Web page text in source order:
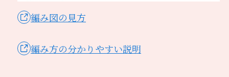
編み図の見方
編み方の分かりやすい説明